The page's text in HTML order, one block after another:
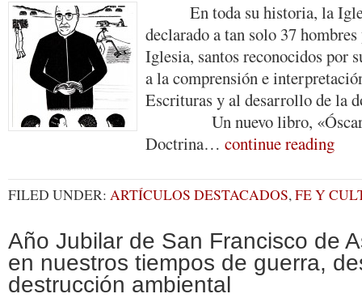
En toda su historia, la
declarado a tan solo 37
Iglesia, santos reconocidos por
a la comprensión e
Escrituras y al desarrollo de la
Un nuevo libro, «Óscar
Doctrina… continue reading
FILED UNDER: ARTÍCULOS DESTACADOS,FE Y
Año Jubilar de San Francisco de
en nuestros tiempos de guerra,
destrucción ambiental